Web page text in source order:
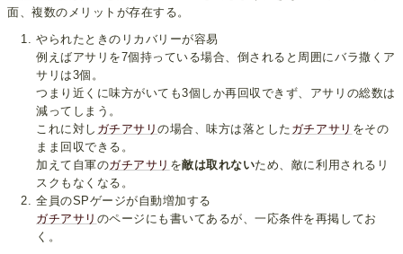
面、複数のメリットが存在する。
やられたときのリカバリーが容易
例えばアサリを7個持っている場合、倒されると周囲にバラ撒くア
サリは3個。
つまり近くに味方がいても3個しか再回収できず、アサリの総数は
減ってしまう。
これに対し ガチアサリの場合、味方は落とした ガチアサリ をその
まま回収できる。
加えて自軍のガチアサリ を敵は取れないため、敵に利用されるリ
スクもなくなる。
全員のSPゲージが自動増加する
ガチアサリ のページにも書いてあるが、一応条件を再掲してお
く。